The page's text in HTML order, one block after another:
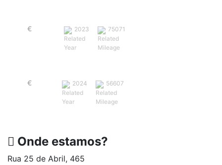
€ 2023 75071
€ 2024 56607
Onde estamos?
Rua 25 de Abril, 465